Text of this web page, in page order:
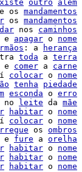
outro
além
os mandamentos
os mandamentos
nos caminhos
e apagar o nome
: a
herança
toda a terra
e comer a carne
colocar o nome
tenha
piedade
esconda o erro
leite da mãe
habitar o nome
colocar o nome
os ombros
e fure a orelha
habitar o nome
habitar o nome
habitar o nome